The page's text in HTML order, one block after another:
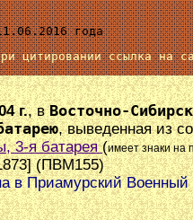
года
цитировании ссылка на
г., вВосточно-
, выведенная из
3-я батарея(имеет знаки на
(ПВМ155)
в Приамурский Военный